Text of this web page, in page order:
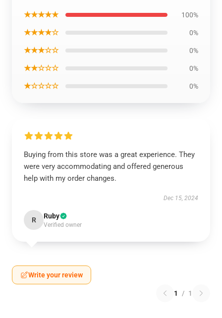
★★★★★ 100%
★★★★☆ 0%
★★★☆☆ 0%
★★☆☆☆ 0%
★☆☆☆☆ 0%
Buying from this store was a great experience. They
were very accommodating and offered generous
help with my order changes.
Dec 15, 2024
R Ruby
Verified owner
Write your review
1 / 1